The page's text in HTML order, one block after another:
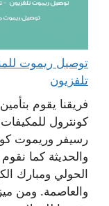
تلفزيون
فريقنا يقوم
كونترول
رسيفر وريموت
والحديثة كما
الحولي ومبارك
والعاصمة. ومن